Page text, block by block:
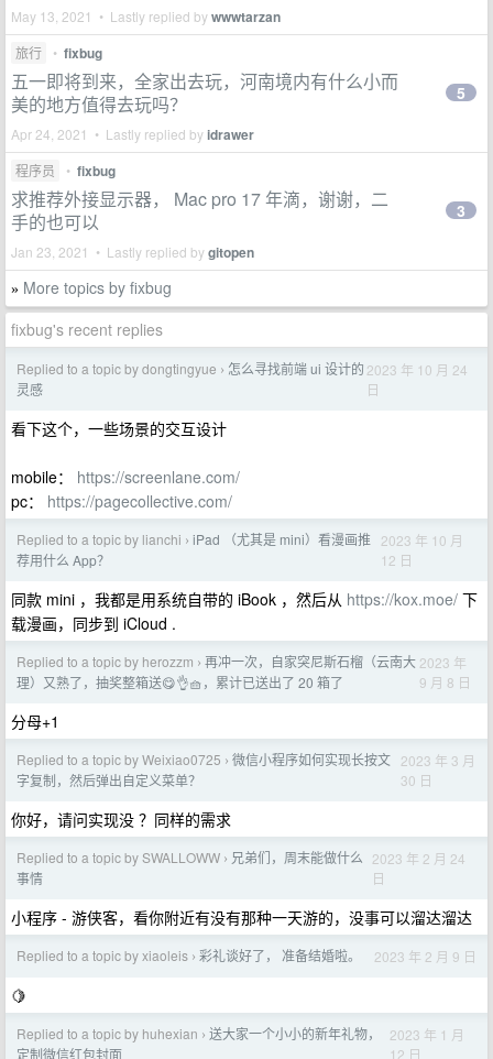
May 13, 2021 • Lastly replied bywwwtarzan
旅行 • fixbug
五一即将到来，全家出去玩，河南境内有什么小而
美的地方值得去玩吗？
Apr 24, 2021 • Lastly replied byidrawer
5
程序员 • fixbug
求推荐外接显示器， Mac pro 17 年滴，谢谢，二
手的也可以
Jan 23, 2021 • Lastly replied bygitopen
3
» More topics by fixbug
fixbug's recent replies
Replied to a topic by dongtingyue › 怎么寻找前端 ui 设计的
灵感
2023 年 10 月 24
日
看下这个，一些场景的交互设计
mobile： https://screenlane.com/
pc： https://pagecollective.com/
Replied to a topic by lianchi › iPad （尤其是 mini）看漫画推
荐用什么 App？
2023 年 10 月
12 日
同款 mini ，我都是用系统自带的 iBook ，然后从 https://kox.moe/ 下
载漫画，同步到 iCloud .
Replied to a topic by herozzm › 再冲一次，自家突尼斯石榴（云南大
理）又熟了，抽奖整箱送😋👌🧺，累计已送出了 20 箱了
2023 年
9 月 8 日
分母+1
Replied to a topic by Weixiao0725 › 微信小程序如何实现长按文
字复制，然后弹出自定义菜单？
2023 年 3 月
30 日
你好，请问实现没 ？同样的需求
Replied to a topic by SWALLOWW › 兄弟们，周末能做什么
事情
2023 年 2 月 24
日
小程序 - 游侠客，看你附近有没有那种一天游的，没事可以溜达溜达
Replied to a topic by xiaoleis › 彩礼谈好了， 准备结婚啦。 2023 年 2 月 9 日
🍋
Replied to a topic by huhexian › 送大家一个小小的新年礼物，
定制微信红包封面
2023 年 1 月
12 日